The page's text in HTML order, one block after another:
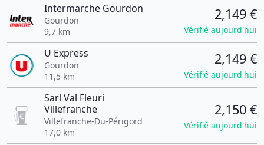
Intermarche Gourdon
Gourdon
9,7 km
2,149 €
Vérifié aujourd'hui
U Express
Gourdon
11,5 km
2,149 €
Vérifié aujourd'hui
Sarl Val Fleuri
Villefranche
Villefranche-Du-Périgord
17,0 km
2,150 €
Vérifié aujourd'hui